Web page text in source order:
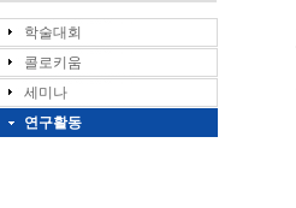
학술대회
콜로키움
세미나
연구활동